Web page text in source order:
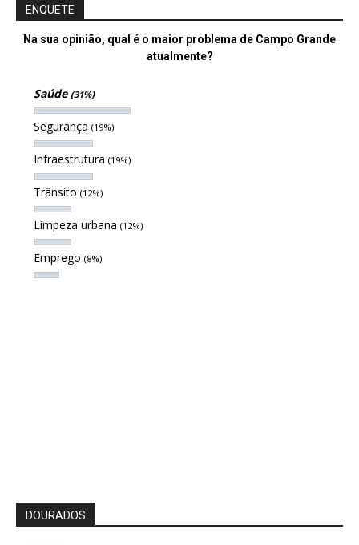
ENQUETE
Na sua opinião, qual é o maior problema de Campo Grande
atualmente?
Saúde (31%)
Segurança (19%)
Infraestrutura (19%)
Trânsito (12%)
Limpeza urbana (12%)
Emprego (8%)
DOURADOS